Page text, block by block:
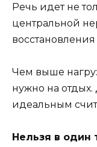
Речь идет не
центральной
Чем выше
нужно на
идеальным
Нельзя в один